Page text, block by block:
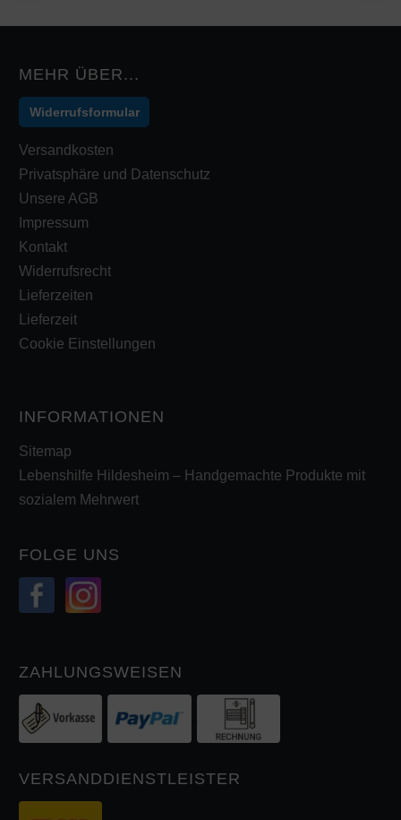
MEHR ÜBER...
Widerrufsformular
Versandkosten
Privatsphäre und Datenschutz
Unsere AGB
Impressum
Kontakt
Widerrufsrecht
Lieferzeiten
Lieferzeit
Cookie Einstellungen
INFORMATIONEN
Sitemap
Lebenshilfe Hildesheim – Handgemachte Produkte mit
sozialem Mehrwert
FOLGE UNS
ZAHLUNGSWEISEN
VERSANDDIENSTLEISTER